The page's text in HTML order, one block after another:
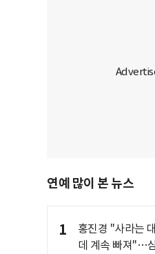
연예 많이 본 뉴스
1
홍진경 "사라는
데 계속 빠져"…